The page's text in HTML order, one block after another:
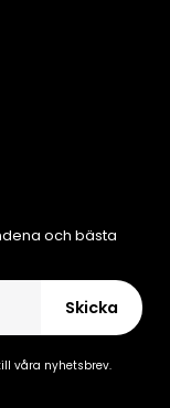
och bästa
Skicka
våra nyhetsbrev.